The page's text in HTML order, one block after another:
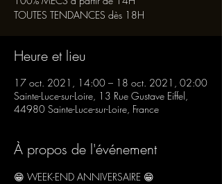
TOUTES TENDANCES dès 18H
Heure et lieu
17 oct. 2021, 14:00 – 18 oct. 2021, 02:00
Sainte-Luce-sur-Loire, 13 Rue Gustave Eiffel,
44980 Sainte-Luce-sur-Loire, France
À propos de l'événement
😁 WEEK-END ANNIVERSAIRE 😁